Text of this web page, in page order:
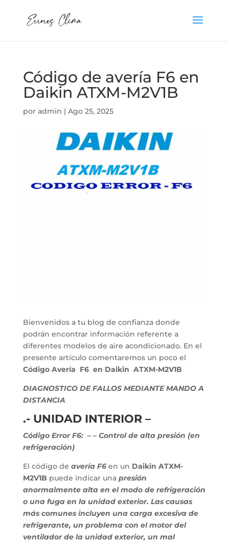
Código de avería F6 en
Daikin ATXM-M2V1B
por admin | Ago 25, 2025
Bienvenidos a tu blog de confianza donde
podrán encontrar información referente a
diferentes modelos de aire acondicionado. En el
presente artículo comentaremos un poco el
Código Avería F6 en Daikin ATXM-M2V1B
DIAGNOSTICO DE FALLOS MEDIANTE MANDO A
DISTANCIA
.- UNIDAD INTERIOR –
Código Error F6: –– Control de alta presión (en
refrigeración)
El código de avería F6en un Daikin ATXM-
M2V1B puede indicar unapresión
anormalmente alta en el modo de refrigeración
o una fuga en la unidad exterior. Las causas
más comunes incluyen una carga excesiva de
refrigerante, un problema con el motor del
ventilador de la unidad exterior, un mal